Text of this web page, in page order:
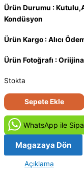
Ürün Durumu :
Kondüsyon
Ürün Kargo : Alıcı
Ürün Fotoğrafı :
Stokta
Oyun
İçinde
Oyun
-
Implicated
(1998)
Orijinal
Sepete Ekle
WhatsApp ile
Magazaya Dön
Açıklama